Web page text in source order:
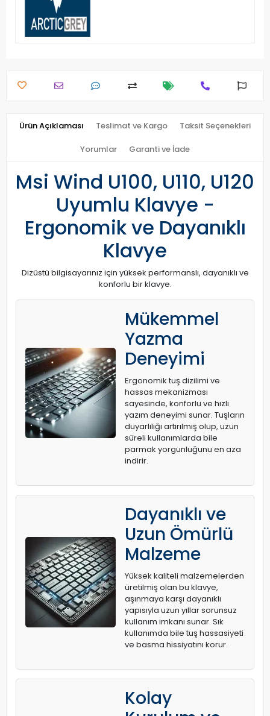
Ürün Açıklaması Teslimat ve Kargo Taksit Seçenekleri
Yorumlar Garanti ve İade
Msi Wind U100, U110, U120
Uyumlu Klavye -
Ergonomik ve Dayanıklı
Klavye
Dizüstü bilgisayarınız için yüksek performanslı, dayanıklı ve
konforlu bir klavye.
Mükemmel
Yazma
Deneyimi
Ergonomik tuş dizilimi ve
hassas mekanizması
sayesinde, konforlu ve hızlı
yazım deneyimi sunar. Tuşların
duyarlılığı artırılmış olup, uzun
süreli kullanımlarda bile
parmak yorgunluğunu en aza
indirir.
Dayanıklı ve
Uzun Ömürlü
Malzeme
Yüksek kaliteli malzemelerden
üretilmiş olan bu klavye,
aşınmaya karşı dayanıklı
yapısıyla uzun yıllar sorunsuz
kullanım imkanı sunar. Sık
kullanımda bile tuş hassasiyeti
ve basma hissiyatını korur.
Kolay